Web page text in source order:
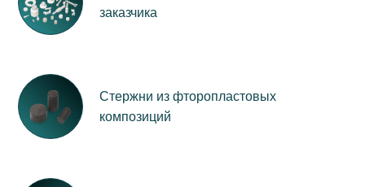
заказчика
Стержни из фторопластовых
композиций